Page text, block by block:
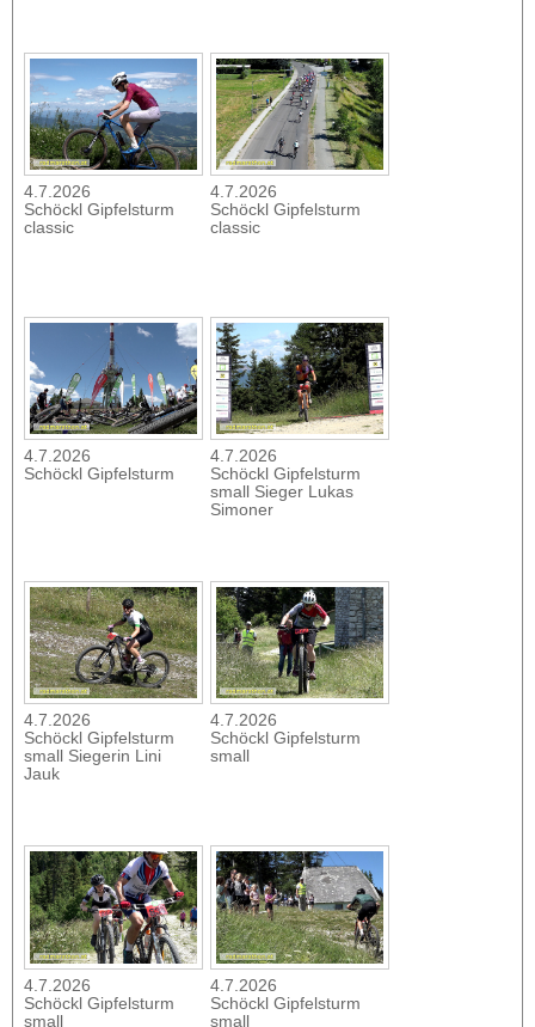
4.7.2026
Schöckl Gipfelsturm
classic
4.7.2026
Schöckl Gipfelsturm
classic
4.7.2026
Schöckl Gipfelsturm
4.7.2026
Schöckl Gipfelsturm
small Sieger Lukas
Simoner
4.7.2026
Schöckl Gipfelsturm
small Siegerin Lini
Jauk
4.7.2026
Schöckl Gipfelsturm
small
4.7.2026
Schöckl Gipfelsturm
small
4.7.2026
Schöckl Gipfelsturm
small